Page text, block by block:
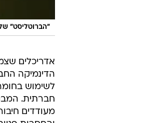
"הברוטליסט" של
אדריכלים
הדינמיקה
לשימוש
חברתית.
מעודדים